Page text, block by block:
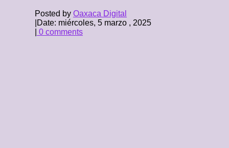
Posted by Oaxaca Digital
Date: miércoles, 5 marzo , 2025
0 comments